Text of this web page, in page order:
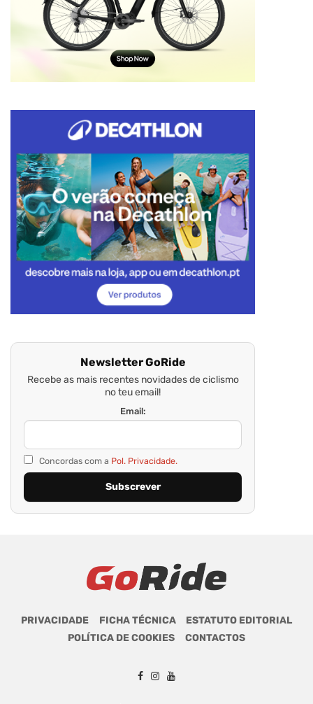
Newsletter GoRide
Recebe as mais recentes novidades de ciclismo
no teu email!
Email:
Concordas com a Pol. Privacidade.
PRIVACIDADE FICHA TÉCNICA
ESTATUTO EDITORIAL
POLÍTICA DE COOKIES
CONTACTOS